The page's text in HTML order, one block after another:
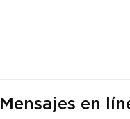
Mensajes en